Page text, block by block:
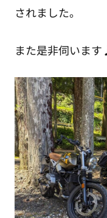
されました。
また是非伺いま